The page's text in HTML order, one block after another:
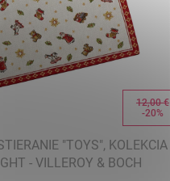
12,00 €
-20%
"TOYS", KOLEKCIA
- VILLEROY & BOCH